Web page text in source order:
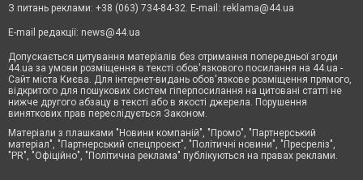
З питань реклами: +38 (063) 734-84-32. E-mail: reklama@44.ua
E-mail редакції: news@44.ua
Допускається цитування матеріалів без отримання попередньої згоди
44.ua за умови розміщення в тексті обов'язкового посилання на 44.ua -
Сайт міста Києва. Для інтернет-видань обов'язкове розміщення прямого,
відкритого для пошукових систем гіперпосилання на цитовані статті не
нижче другого абзацу в тексті або в якості джерела. Порушення
виняткових прав переслідується Законом.
Матеріали з плашками "Новини компаній", "Промо", "Партнерський
матеріал", "Партнерський спецпроєкт", "Політичні новини", "Пресреліз",
"PR", "Офіційно", "Політична реклама" публікуються на правах реклами.